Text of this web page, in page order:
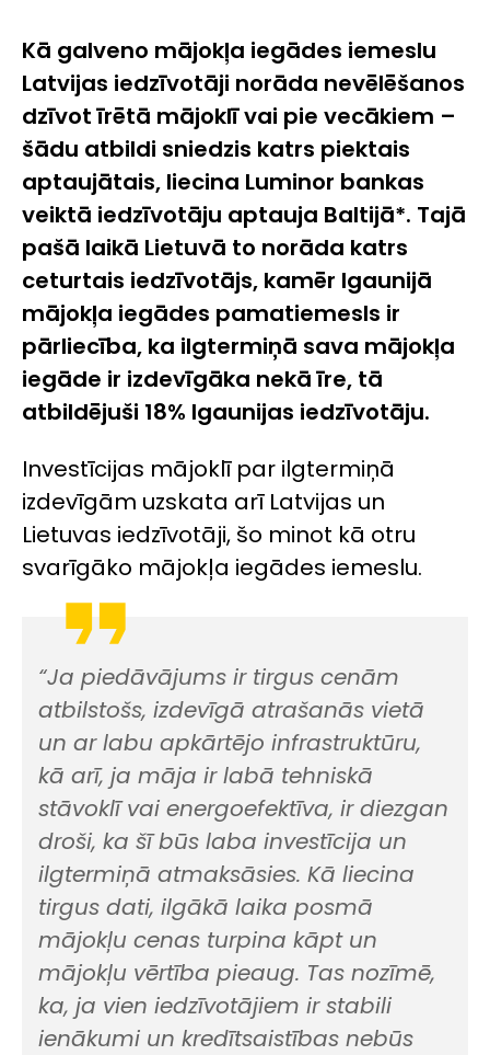
Kā galveno mājokļa iegādes iemeslu
Latvijas iedzīvotāji norāda nevēlēšanos
dzīvot īrētā mājoklī vai pie vecākiem –
šādu atbildi sniedzis katrs piektais
aptaujātais, liecina Luminor bankas
veiktā iedzīvotāju aptauja Baltijā*. Tajā
pašā laikā Lietuvā to norāda katrs
ceturtais iedzīvotājs, kamēr Igaunijā
mājokļa iegādes pamatiemesls ir
pārliecība, ka ilgtermiņā sava mājokļa
iegāde ir izdevīgāka nekā īre, tā
atbildējuši 18% Igaunijas iedzīvotāju.
Investīcijas mājoklī par ilgtermiņā
izdevīgām uzskata arī Latvijas un
Lietuvas iedzīvotāji, šo minot kā otru
svarīgāko mājokļa iegādes iemeslu.
“Ja piedāvājums ir tirgus cenām
atbilstošs, izdevīgā atrašanās vietā
un ar labu apkārtējo infrastruktūru,
kā arī, ja māja ir labā tehniskā
stāvoklī vai energoefektīva, ir diezgan
droši, ka šī būs laba investīcija un
ilgtermiņā atmaksāsies. Kā liecina
tirgus dati, ilgākā laika posmā
mājokļu cenas turpina kāpt un
mājokļu vērtība pieaug. Tas nozīmē,
ka, ja vien iedzīvotājiem ir stabili
ienākumi un kredītsaistības nebūs